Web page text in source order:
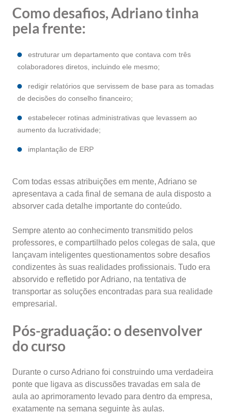
Como desafios, Adriano tinha
pela frente:
estruturar um departamento que contava com três
colaboradores diretos, incluindo ele mesmo;
redigir relatórios que servissem de base para as tomadas
de decisões do conselho financeiro;
estabelecer rotinas administrativas que levassem ao
aumento da lucratividade;
implantação de ERP
Com todas essas atribuições em mente, Adriano se
apresentava a cada final de semana de aula disposto a
absorver cada detalhe importante do conteúdo.
Sempre atento ao conhecimento transmitido pelos
professores, e compartilhado pelos colegas de sala, que
lançavam inteligentes questionamentos sobre desafios
condizentes às suas realidades profissionais. Tudo era
absorvido e refletido por Adriano, na tentativa de
transportar as soluções encontradas para sua realidade
empresarial.
Pós-graduação: o desenvolver
do curso
Durante o curso Adriano foi construindo uma verdadeira
ponte que ligava as discussões travadas em sala de
aula ao aprimoramento levado para dentro da empresa,
exatamente na semana seguinte às aulas.